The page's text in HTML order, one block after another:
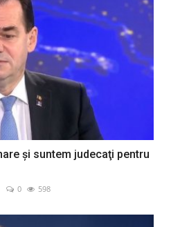
şi suntem judecaţi pentru
0 598